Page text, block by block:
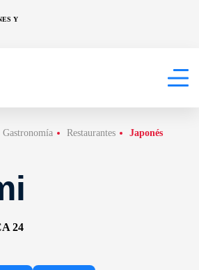
Y
Gastronomía Restaurantes Japonés
24